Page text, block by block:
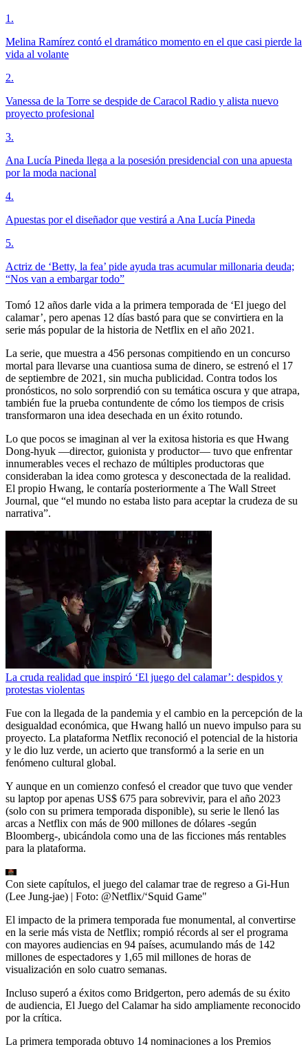
1 .
Melina Ramírez contó el dramático momento en el que casi pierde la
vida al volante
2.
Vanessa de la Torre se despide de Caracol Radio y alista nuevo
proyecto profesional
3.
Ana Lucía Pineda llega a la posesión presidencial con una apuesta
por la moda nacional
4.
Apuestas por el diseñador que vestirá a Ana Lucía Pineda
5.
Actriz de ‘Betty, la fea’ pide ayuda tras acumular millonaria deuda;
“Nos van a embargar todo”
Tomó 12 años darle vida a la primera temporada de ‘El juego del
calamar’, pero apenas 12 días bastó para que se convirtiera en la
serie más popular de la historia de Netflix en el año 2021.
La serie, que muestra a 456 personas compitiendo en un concurso
mortal para llevarse una cuantiosa suma de dinero, se estrenó el 17
de septiembre de 2021, sin mucha publicidad. Contra todos los
pronósticos, no solo sorprendió con su temática oscura y que atrapa,
también fue la prueba contundente de cómo los tiempos de crisis
transformaron una idea desechada en un éxito rotundo.
Lo que pocos se imaginan al ver la exitosa historia es que Hwang
Dong-hyuk —director, guionista y productor— tuvo que enfrentar
innumerables veces el rechazo de múltiples productoras que
consideraban la idea como grotesca y desconectada de la realidad.
El propio Hwang, le contaría posteriormente a The Wall Street
Journal, que “el mundo no estaba listo para aceptar la crudeza de su
narrativa”.
La cruda realidad que inspiró ‘El juego del calamar’: despidos y
protestas violentas
Fue con la llegada de la pandemia y el cambio en la percepción de la
desigualdad económica, que Hwang halló un nuevo impulso para su
proyecto. La plataforma Netflix reconoció el potencial de la historia
y le dio luz verde, un acierto que transformó a la serie en un
fenómeno cultural global.
Y aunque en un comienzo confesó el creador que tuvo que vender
su laptop por apenas US$ 675 para sobrevivir, para el año 2023
(solo con su primera temporada disponible), su serie le llenó las
arcas a Netflix con más de 900 millones de dólares -según
Bloomberg-, ubicándola como una de las ficciones más rentables
para la plataforma.
Con siete capítulos, el juego del calamar trae de regreso a Gi-Hun
(Lee Jung-jae) | Foto: @Netflix/‘Squid Game"
El impacto de la primera temporada fue monumental, al convertirse
en la serie más vista de Netflix; rompió récords al ser el programa
con mayores audiencias en 94 países, acumulando más de 142
millones de espectadores y 1,65 mil millones de horas de
visualización en solo cuatro semanas.
Incluso superó a éxitos como Bridgerton, pero además de su éxito
de audiencia, El Juego del Calamar ha sido ampliamente reconocido
por la crítica.
La primera temporada obtuvo 14 nominaciones a los Premios